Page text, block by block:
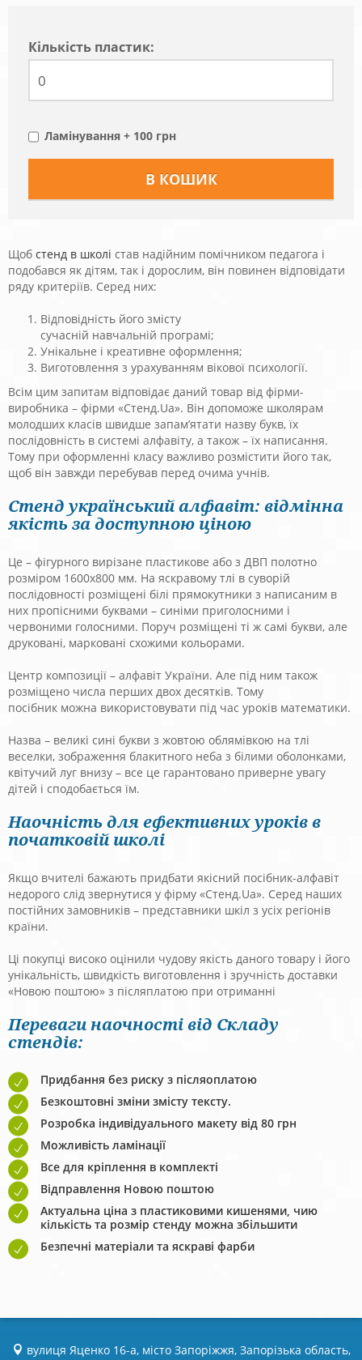
Кiлькiсть пластик:
Ламінування + 100 грн
Щоб стенд в школі став надійним помічником педагога і
подобався як дітям, так і дорослим, він повинен відповідати
ряду критеріїв. Серед них:
Відповідність його змісту
сучасній навчальній програмі;
Унікальне і креативне оформлення;
Виготовлення з урахуванням вікової психології.
Всім цим запитам відповідає даний товар від фірми-
виробника – фірми «Стенд.Ua». Він допоможе школярам
молодших класів швидше запам’ятати назву букв, їх
послідовність в системі алфавіту, а також – їх написання.
Тому при оформленні класу важливо розмістити його так,
щоб він завжди перебував перед очима учнів.
Стенд український алфавіт: відмінна
якість за доступною ціною
Це – фігурного вирізане пластикове або з ДВП полотно
розміром 1600х800 мм. На яскравому тлі в суворій
послідовності розміщені білі прямокутники з написаним в
них пропісними буквами – синіми приголосними і
червоними голосними. Поруч розміщені ті ж самі букви, але
друковані, марковані схожими кольорами.
Центр композиції – алфавіт України. Але під ним також
розміщено числа перших двох десятків. Тому
посібник можна використовувати під час уроків математики.
Назва – великі сині букви з жовтою облямівкою на тлі
веселки, зображення блакитного неба з білими оболонками,
квітучий луг внизу – все це гарантовано приверне увагу
дітей і сподобається їм.
Наочність для ефективних уроків в
початковій школі
Якщо вчителі бажають придбати якісний посібник-алфавіт
недорого слід звернутися у фірму «Стенд.Ua». Серед наших
постійних замовників – представники шкіл з усіх регіонів
країни.
Ці покупці високо оцінили чудову якість даного товару і його
унікальність, швидкість виготовлення і зручність доставки
«Новою поштою» з післяплатою при отриманні
Переваги наочності від Складу
стендів:
Придбання без риску з післяоплатою
Безкоштовні зміни змісту тексту.
Розробка індивідуального макету від 80 грн
Можливість ламінації
Все для кріплення в комплекті
Відправлення Новою поштою
Актуальна ціна з пластиковими кишенями, чию
кількість та розмір стенду можна збільшити
Безпечні матеріали та яскраві фарби
вулиця Яценко 16-а, місто Запоріжжя, Запорізька область,